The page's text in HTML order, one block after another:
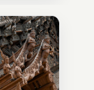
иной